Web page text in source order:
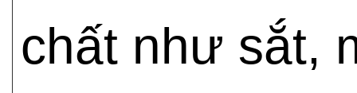
chất như sắt,